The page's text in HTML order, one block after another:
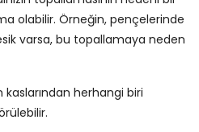
olabilir. Örneğin, pençelerinde
varsa, bu topallamaya neden
kaslarından herhangi biri